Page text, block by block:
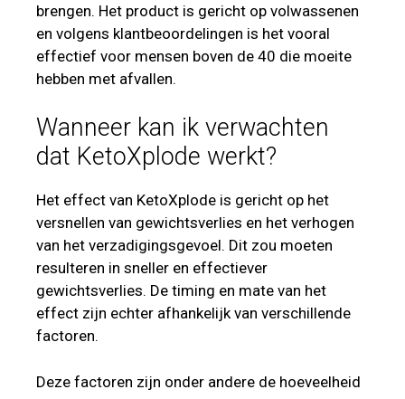
brengen. Het product is gericht op volwassenen
en volgens klantbeoordelingen is het vooral
effectief voor mensen boven de 40 die moeite
hebben met afvallen.
Wanneer kan ik verwachten
dat KetoXplode werkt?
Het effect van KetoXplode is gericht op het
versnellen van gewichtsverlies en het verhogen
van het verzadigingsgevoel. Dit zou moeten
resulteren in sneller en effectiever
gewichtsverlies. De timing en mate van het
effect zijn echter afhankelijk van verschillende
factoren.
Deze factoren zijn onder andere de hoeveelheid